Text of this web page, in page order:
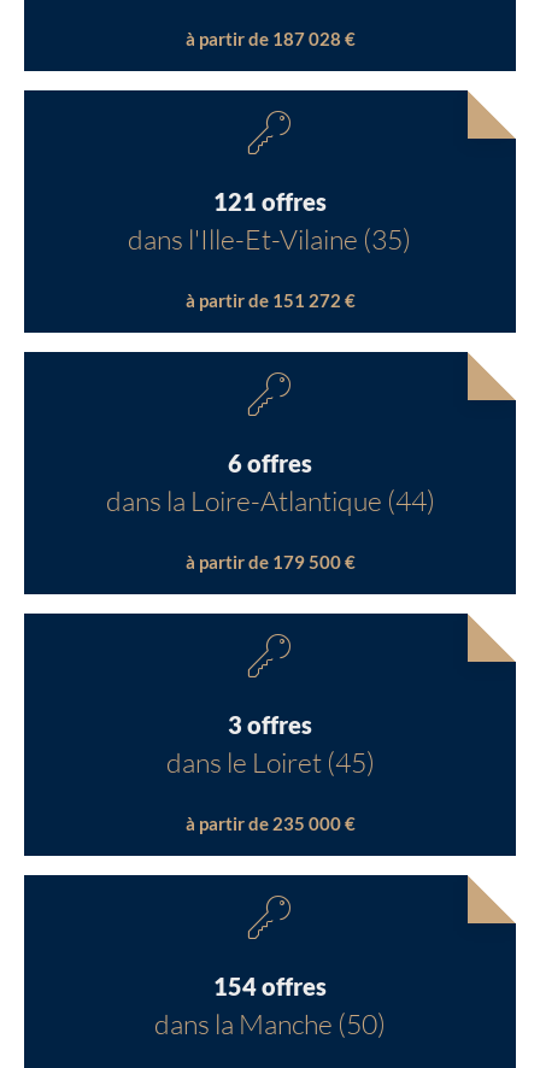
à partir de 187 028 €
121 offres
dans l'Ille-Et-Vilaine (35)
à partir de 151 272 €
6 offres
dans la Loire-Atlantique (44)
à partir de 179 500 €
3 offres
dans le Loiret (45)
à partir de 235 000 €
154 offres
dans la Manche (50)